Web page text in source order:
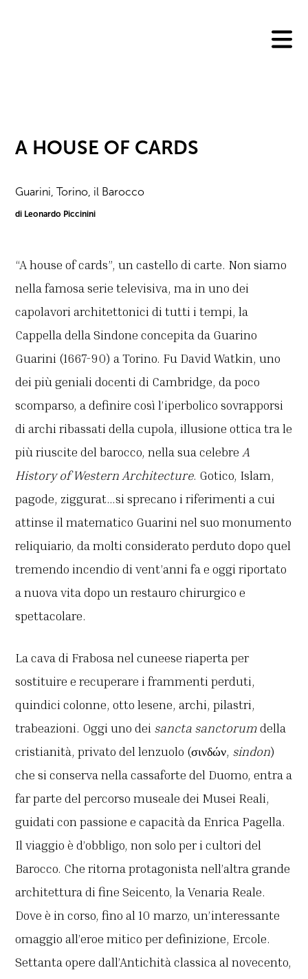
A HOUSE OF CARDS
Guarini, Torino, il Barocco
di Leonardo Piccinini
“A house of cards”, un castello di carte. Non siamo
nella famosa serie televisiva, ma in uno dei
capolavori architettonici di tutti i tempi, la
Cappella della Sindone concepita da Guarino
Guarini (1667-90) a Torino. Fu David Watkin, uno
dei più geniali docenti di Cambridge, da poco
scomparso, a definire così l’iperbolico sovrapporsi
di archi ribassati della cupola, illusione ottica tra le
più riuscite del barocco, nella sua celebre A
History of Western Architecture. Gotico, Islam,
pagode, ziggurat…si sprecano i riferimenti a cui
attinse il matematico Guarini nel suo monumento
reliquiario, da molti considerato perduto dopo quel
tremendo incendio di vent’anni fa e oggi riportato
a nuova vita dopo un restauro chirurgico e
spettacolare.
La cava di Frabosa nel cuneese riaperta per
sostituire e recuperare i frammenti perduti,
quindici colonne, otto lesene, archi, pilastri,
trabeazioni. Oggi uno dei sancta sanctorumdella
cristianità, privato del lenzuolo (σινδών, sindon)
che si conserva nella cassaforte del Duomo, entra a
far parte del percorso museale dei Musei Reali,
guidati con passione e capacità da Enrica Pagella.
Il viaggio è d’obbligo, non solo per i cultori del
Barocco. Che ritorna protagonista nell’altra grande
architettura di fine Seicento, la Venaria Reale.
Dove è in corso, fino al 10 marzo, un’interessante
omaggio all’eroe mitico per definizione, Ercole.
Settanta opere dall’Antichità classica al novecento,